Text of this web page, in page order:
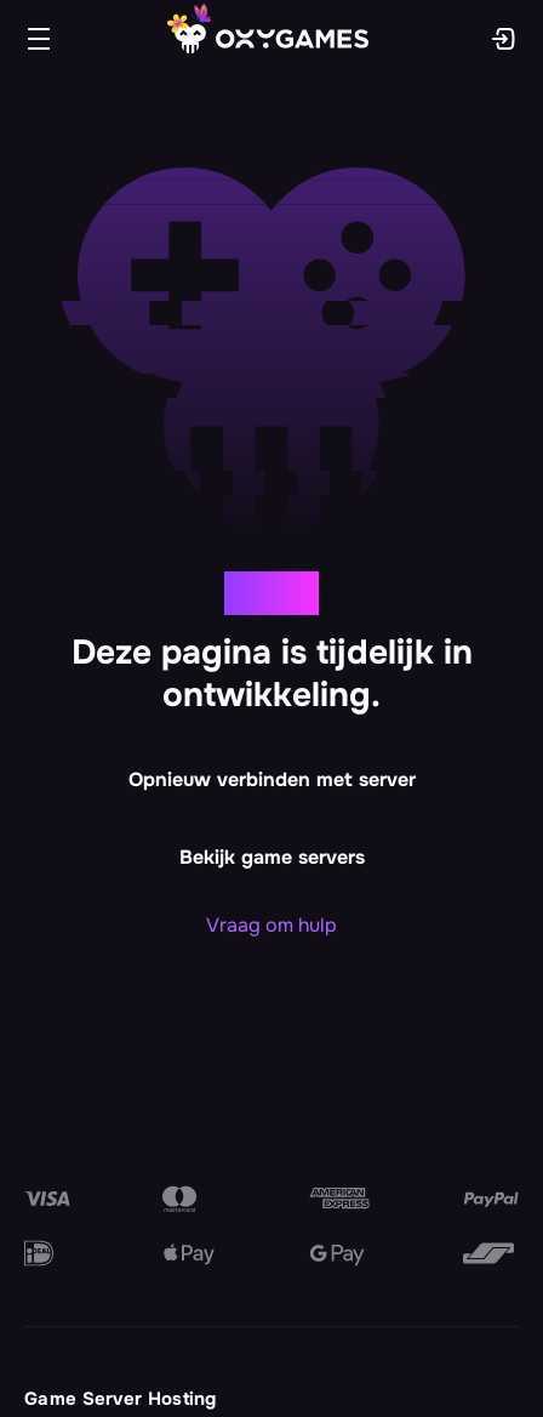
Oxy.Games
Deze pagina is tijdelijk in
ontwikkeling.
Opnieuw verbinden met server
Bekijk game servers
Vraag om hulp
Game Server Hosting